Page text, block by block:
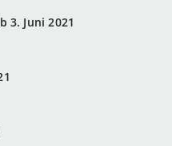
3. Juni 2021